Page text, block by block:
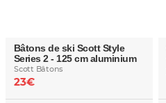
Bâtons de ski Scott Style
Series 2 - 125 cm aluminium
Scott Bâtons
23€